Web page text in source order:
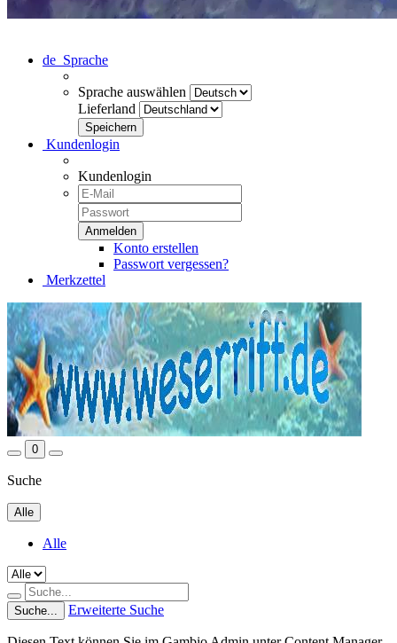
de Sprache
Sprache auswählen
Lieferland
Kundenlogin
Kundenlogin
Konto erstellen
Passwort vergessen?
Merkzettel
0
Suche
Alle
Alle
Suche... Erweiterte Suche